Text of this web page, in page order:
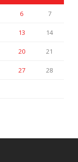
6 7
13 14
20 21
27 28